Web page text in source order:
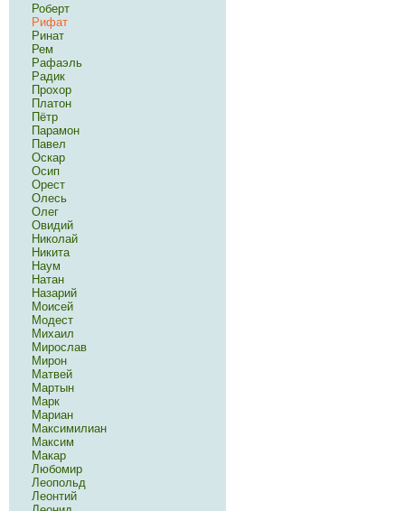
Роберт
Рифат
Ринат
Рем
Рафаэль
Радик
Прохор
Платон
Пётр
Парамон
Павел
Оскар
Осип
Орест
Олесь
Олег
Овидий
Николай
Никита
Наум
Натан
Назарий
Моисей
Модест
Михаил
Мирослав
Мирон
Матвей
Мартын
Марк
Мариан
Максимилиан
Максим
Макар
Любомир
Леопольд
Леонтий